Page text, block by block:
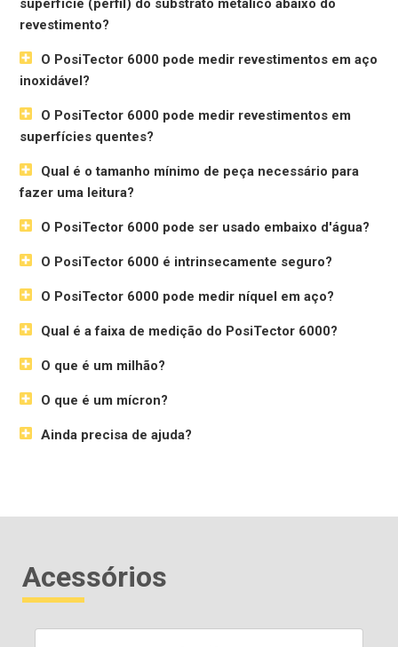
superfície (perfil) do substrato metálico abaixo do
revestimento?
O PosiTector 6000 pode medir revestimentos em aço
inoxidável?
O PosiTector 6000 pode medir revestimentos em
superfícies quentes?
Qual é o tamanho mínimo de peça necessário para
fazer uma leitura?
O PosiTector 6000 pode ser usado embaixo d'água?
O PosiTector 6000 é intrinsecamente seguro?
O PosiTector 6000 pode medir níquel em aço?
Qual é a faixa de medição do PosiTector 6000?
O que é um milhão?
O que é um mícron?
Ainda precisa de ajuda?
Acessórios